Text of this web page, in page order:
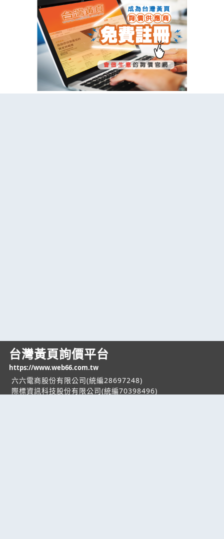
台灣黃頁詢價平台
https://www.web66.com.tw
六六電商股份有限公司(統編28697248)
際標資訊科技股份有限公司(統編70398496)